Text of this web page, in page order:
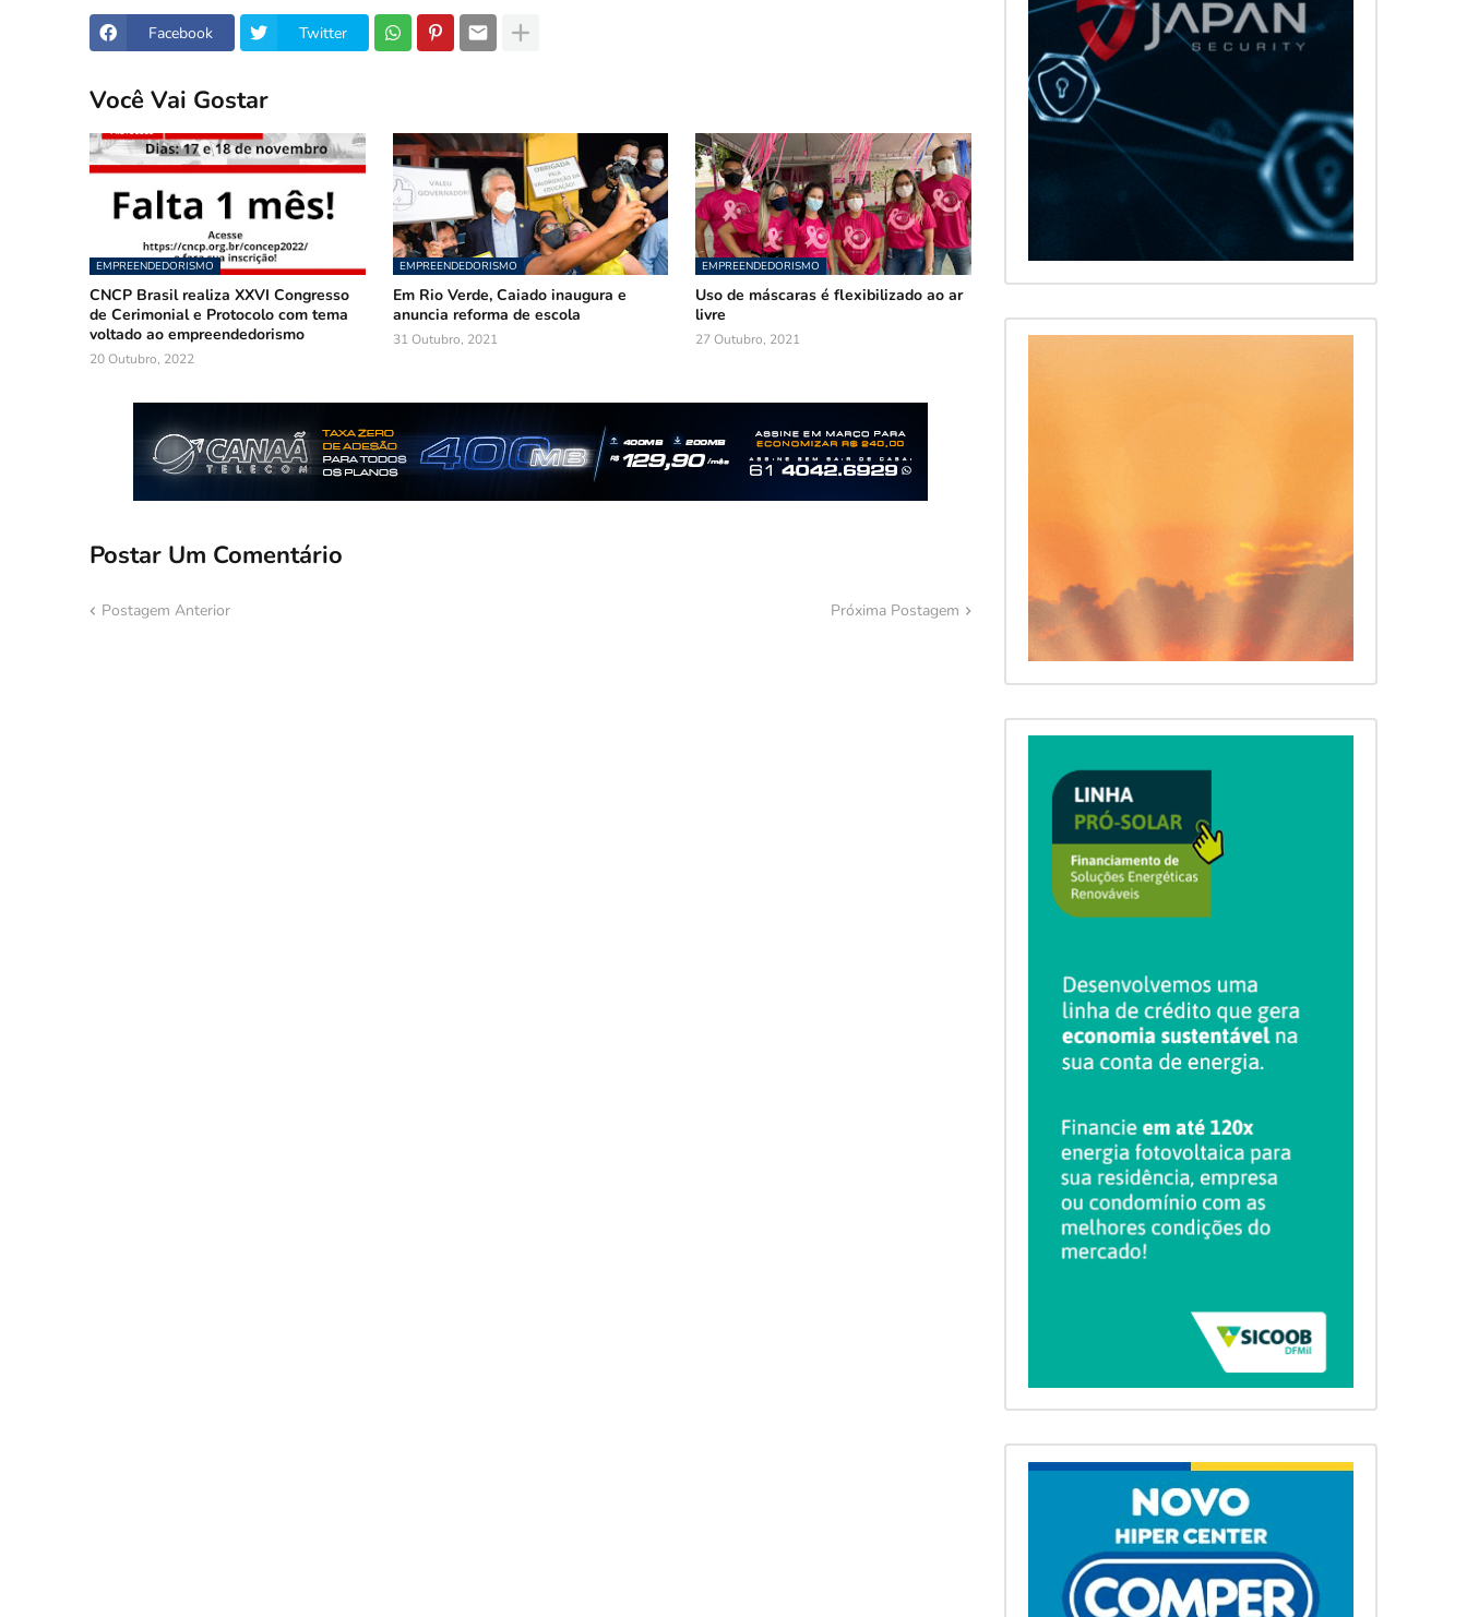
Facebook Twitter
Você Vai Gostar
EMPREENDEDORISMO
CNCP Brasil realiza XXVI Congresso
de Cerimonial e Protocolo com tema
voltado ao empreendedorismo
20 Outubro, 2022
EMPREENDEDORISMO
Em Rio Verde, Caiado inaugura e
anuncia reforma de escola
31 Outubro, 2021
EMPREENDEDORISMO
Uso de máscaras é flexibilizado ao ar
livre
27 Outubro, 2021
Postar Um Comentário
Postagem Anterior Próxima Postagem